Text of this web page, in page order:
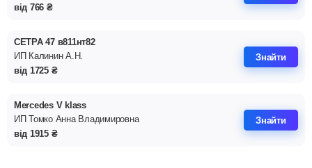
від 766 ₴
СЕТРА 47 в811нт82
ИП Калинин А.Н.
від 1725 ₴
Знайти
Mercedes V klass
ИП Томко Анна Владимировна
від 1915 ₴
Знайти